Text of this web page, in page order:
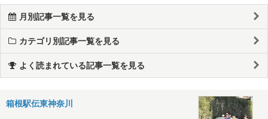
月別記事一覧を見る
カテゴリ別記事一覧を見る
よく読まれている記事一覧を見る
箱根駅伝東神奈川